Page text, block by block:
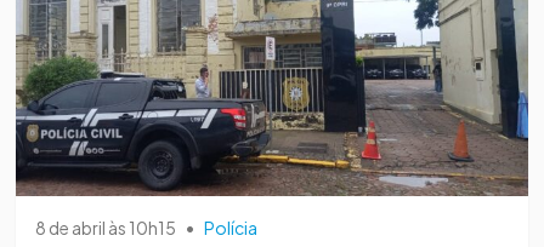
8 de abril às 10h15 • Polícia